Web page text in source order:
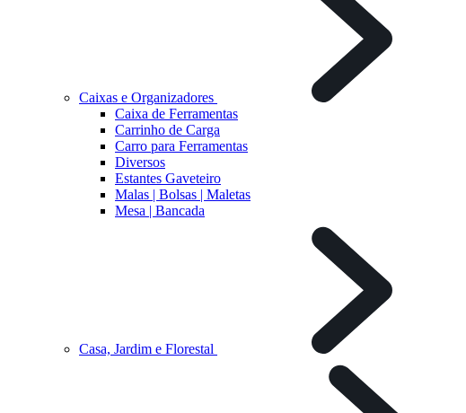
Caixas e Organizadores
Caixa de Ferramentas
Carrinho de Carga
Carro para Ferramentas
Diversos
Estantes Gaveteiro
Malas | Bolsas | Maletas
Mesa | Bancada
Casa, Jardim e Florestal